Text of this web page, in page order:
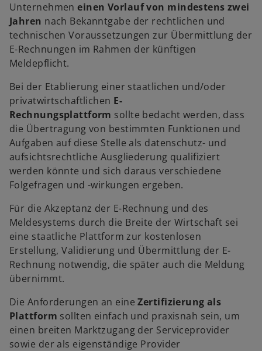
Unternehmeneinen Vorlauf von mindestens zwei
Jahren nach Bekanntgabe der rechtlichen und
technischen Voraussetzungen zur Übermittlung der
E-Rechnungen im Rahmen der künftigen
Meldepflicht.
Bei der Etablierung einer staatlichen und/oder
privatwirtschaftlichen E-
Rechnungsplattform sollte bedacht werden, dass
die Übertragung von bestimmten Funktionen und
Aufgaben auf diese Stelle als datenschutz- und
aufsichtsrechtliche Ausgliederung qualifiziert
werden könnte und sich daraus verschiedene
Folgefragen und -wirkungen ergeben.
Für die Akzeptanz der E-Rechnung und des
Meldesystems durch die Breite der Wirtschaft sei
eine staatliche Plattform zur kostenlosen
Erstellung, Validierung und Übermittlung der E-
Rechnung notwendig, die später auch die Meldung
übernimmt.
Die Anforderungen an eineZertifizierung als
Plattform sollten einfach und praxisnah sein, um
einen breiten Marktzugang der Serviceprovider
sowie der als eigenständige Provider